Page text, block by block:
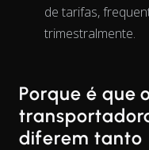
de tarifas,
trimestralmente.
Porque é que
diferem tanto